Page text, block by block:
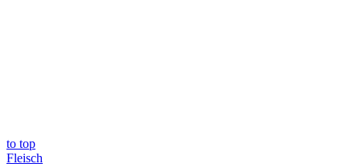
to top
Fleisch